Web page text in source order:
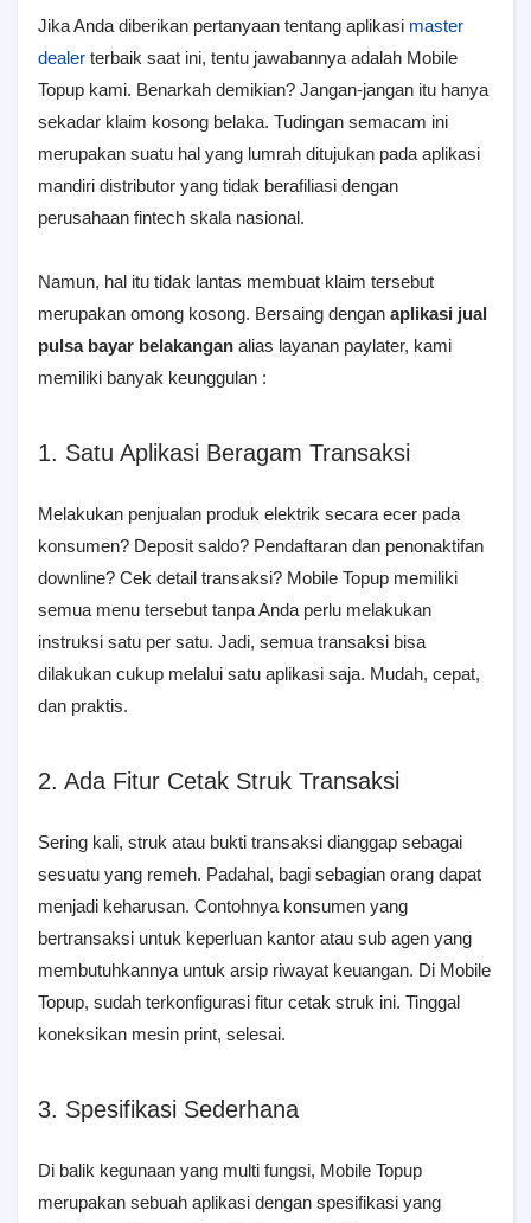
Jika Anda diberikan pertanyaan tentang aplikasi master
dealer terbaik saat ini, tentu jawabannya adalah Mobile
Topup kami. Benarkah demikian? Jangan-jangan itu hanya
sekadar klaim kosong belaka. Tudingan semacam ini
merupakan suatu hal yang lumrah ditujukan pada aplikasi
mandiri distributor yang tidak berafiliasi dengan
perusahaan fintech skala nasional.
Namun, hal itu tidak lantas membuat klaim tersebut
merupakan omong kosong. Bersaing dengan aplikasi jual
pulsa bayar belakangan alias layanan paylater, kami
memiliki banyak keunggulan :
1. Satu Aplikasi Beragam Transaksi
Melakukan penjualan produk elektrik secara ecer pada
konsumen? Deposit saldo? Pendaftaran dan penonaktifan
downline? Cek detail transaksi? Mobile Topup memiliki
semua menu tersebut tanpa Anda perlu melakukan
instruksi satu per satu. Jadi, semua transaksi bisa
dilakukan cukup melalui satu aplikasi saja. Mudah, cepat,
dan praktis.
2. Ada Fitur Cetak Struk Transaksi
Sering kali, struk atau bukti transaksi dianggap sebagai
sesuatu yang remeh. Padahal, bagi sebagian orang dapat
menjadi keharusan. Contohnya konsumen yang
bertransaksi untuk keperluan kantor atau sub agen yang
membutuhkannya untuk arsip riwayat keuangan. Di Mobile
Topup, sudah terkonfigurasi fitur cetak struk ini. Tinggal
koneksikan mesin print, selesai.
3. Spesifikasi Sederhana
Di balik kegunaan yang multi fungsi, Mobile Topup
merupakan sebuah aplikasi dengan spesifikasi yang